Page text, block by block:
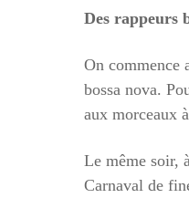
Des rappeurs
On commence
bossa nova.
aux morceaux
Le même soir,
Carnaval de